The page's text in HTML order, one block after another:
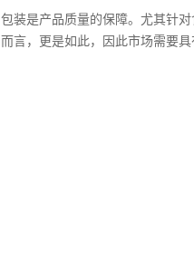
包装是产品质量的保障。尤其针对
而言，更是如此，因此市场需要具